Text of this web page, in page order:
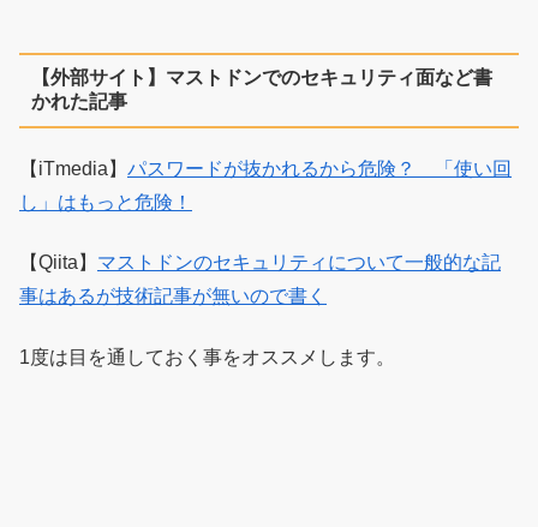
【外部サイト】マストドンでのセキュリティ面など書
かれた記事
【iTmedia】 パスワードが抜かれるから危険？ 「使い回
し」はもっと危険！
【Qiita】 マストドンのセキュリティについて一般的な記
事はあるが技術記事が無いので書く
1度は目を通しておく事をオススメします。